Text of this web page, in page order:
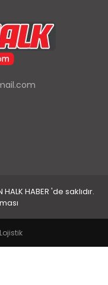
HABER 'de saklıdır.